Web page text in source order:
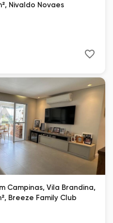
Nivaldo Novaes
Campinas, Vila Brandina,
Breeze Family Club